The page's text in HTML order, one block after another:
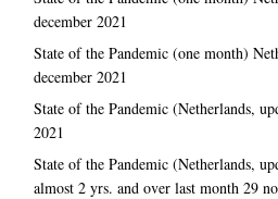
december 2021
State of the Pandemic (one month)
december 2021
State of the Pandemic (Netherlands,
2021
State of the Pandemic (Netherlands,
almost 2 yrs. and over last month 29